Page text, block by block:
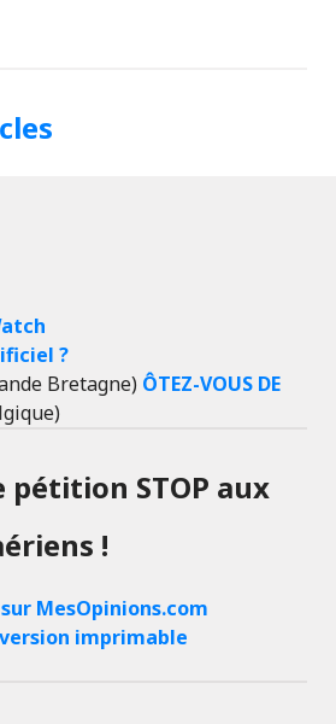
?
Bretagne) ÔTEZ-VOUS DE
pétition STOP aux
!
MesOpinions.com
imprimable